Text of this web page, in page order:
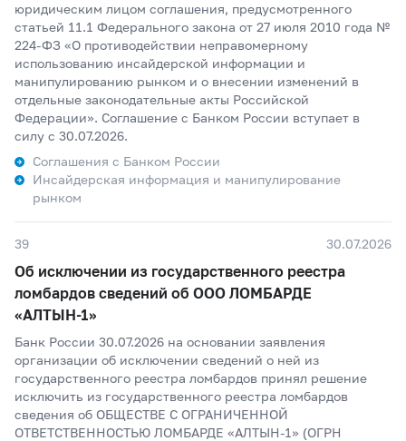
юридическим лицом соглашения, предусмотренного
статьей 11.1 Федерального закона от 27 июля 2010 года №
224-ФЗ «О противодействии неправомерному
использованию инсайдерской информации и
манипулированию рынком и о внесении изменений в
отдельные законодательные акты Российской
Федерации». Соглашение с Банком России вступает в
силу с 30.07.2026.
Соглашения с Банком России
Инсайдерская информация и манипулирование
рынком
39 30.07.2026
Об исключении из государственного реестра
ломбардов сведений об ООО ЛОМБАРДЕ
«АЛТЫН-1»
Банк России 30.07.2026 на основании заявления
организации об исключении сведений о ней из
государственного реестра ломбардов принял решение
исключить из государственного реестра ломбардов
сведения об ОБЩЕСТВЕ С ОГРАНИЧЕННОЙ
ОТВЕТСТВЕННОСТЬЮ ЛОМБАРДЕ «АЛТЫН-1» (ОГРН